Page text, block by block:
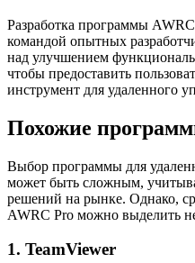
Разработка программы
командой опытных
над улучшением
чтобы предоставить
инструмент для удаленного
Похожие
Выбор программы для
может быть сложным,
решений на рынке. Однако,
AWRC Pro можно выделить
1. TeamViewer